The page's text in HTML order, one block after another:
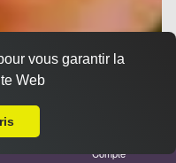
Compte
vous garantir la
Web